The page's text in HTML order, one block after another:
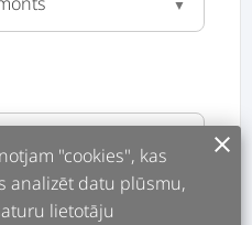
"cookies", kas
analizēt datu plūsmu,
lietotāju
clear